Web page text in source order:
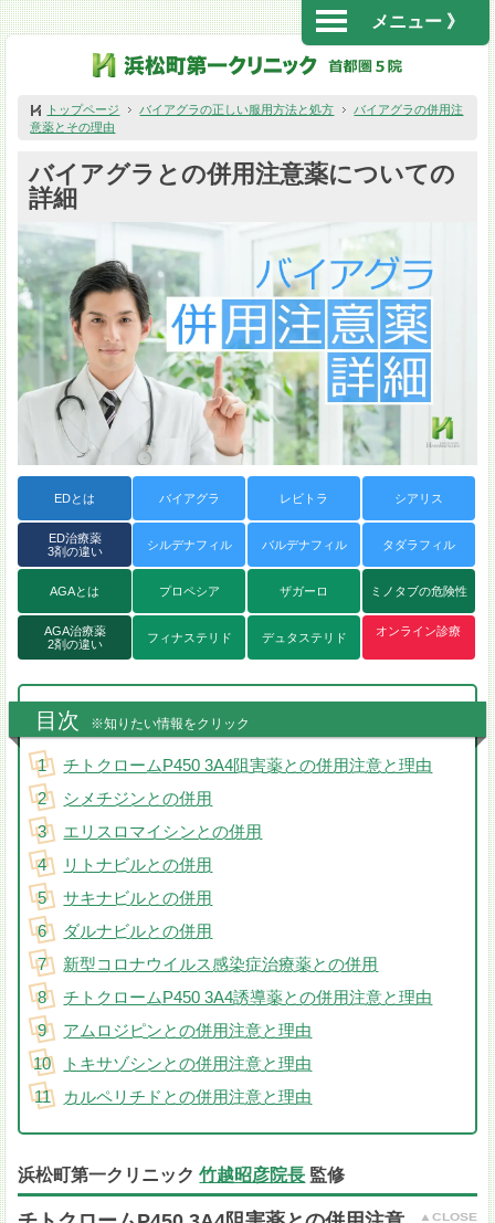
メニュー 》
トップページ バイアグラの正しい服用方法と処方
バイアグラの併用注
意薬とその理由
バイアグラとの併用注意薬についての
詳細
EDとは バイアグラ レビトラ シアリス
ED治療薬
3剤の違い
シルデナフィル バルデナフィル タダラフィル
AGAとは プロペシア ザガーロ ミノタブの危険性
AGA治療薬
2剤の違い
フィナステリド デュタステリド オンライン診療
目次 ※知りたい情報をクリック
チトクロームP450 3A4阻害薬との併用注意と理由
シメチジンとの併用
エリスロマイシンとの併用
リトナビルとの併用
サキナビルとの併用
ダルナビルとの併用
新型コロナウイルス感染症治療薬との併用
チトクロームP450 3A4誘導薬との併用注意と理由
アムロジピンとの併用注意と理由
トキサゾシンとの併用注意と理由
カルペリチドとの併用注意と理由
浜松町第一クリニック竹越昭彦院長 監修